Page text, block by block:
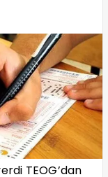
TEOG’dan